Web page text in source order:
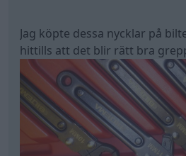
Jag köpte dessa nycklar på
hittills att det blir rätt bra